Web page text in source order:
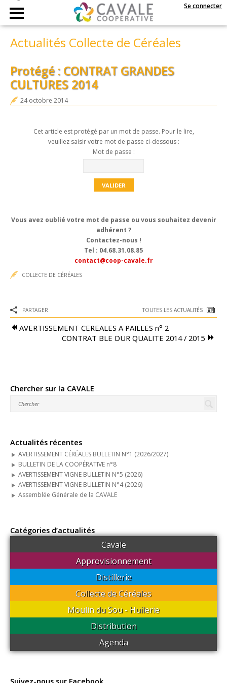
Se connecter
Accueil
Le Onze300
Approvisionnement
Collecte de Céréales
Pyro-gazéification
Boutique en ligne
Actualités
Guides techniques
Nous contacter
Connexion
Actualités Collecte de Céréales
Protégé : CONTRAT GRANDES
CULTURES 2014
24 octobre 2014
Cet article est protégé par un mot de passe. Pour le lire,
veuillez saisir votre mot de passe ci-dessous :
Mot de passe :
Vous avez oublié votre mot de passe ou vous souhaitez devenir
adhérent ?
Contactez-nous !
Tel : 04.68.31.08.85
contact@coop-cavale.fr
COLLECTE DE CÉRÉALES
PARTAGER TOUTES LES ACTUALITÉS
AVERTISSEMENT CEREALES A PAILLES n° 2
CONTRAT BLE DUR QUALITE 2014 / 2015
Chercher sur la CAVALE
Actualités récentes
AVERTISSEMENT CÉRÉALES BULLETIN N°1 (2026/2027)
BULLETIN DE LA COOPÉRATIVE n°8
AVERTISSEMENT VIGNE BULLETIN N°5 (2026)
AVERTISSEMENT VIGNE BULLETIN N°4 (2026)
Assemblée Générale de la CAVALE
Catégories d’actualités
Cavale
Approvisionnement
Distillerie
Collecte de Céréales
Moulin du Sou - Huilerie
Distribution
Agenda